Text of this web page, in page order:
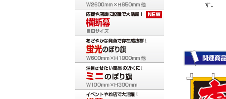
す。